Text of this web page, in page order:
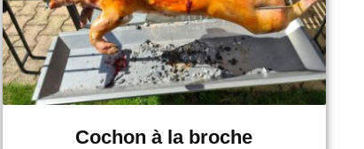
Cochon à la broche